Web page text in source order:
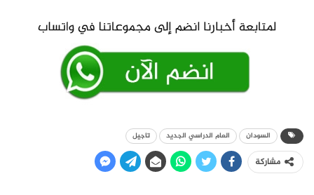
السودان العام الدراسي الجديد تاجيل
مشاركة